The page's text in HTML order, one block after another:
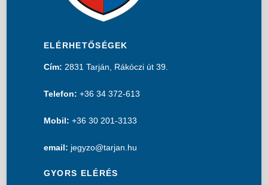
ELÉRHETŐSÉGEK
Cím: 2831 Tarján, Rákóczi út 39.
Telefon: +36 34 372-613
Mobil: +36 30 201-3133
email: jegyzo@tarjan.hu
GYORS ELÉRÉS